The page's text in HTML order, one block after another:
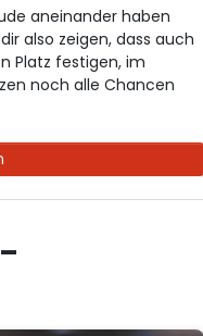
aneinander haben
also zeigen, dass auch
Platz festigen, im
noch alle Chancen